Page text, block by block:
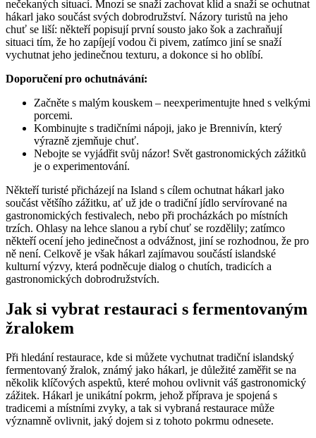
nečekaných situací. Mnozí se snaží zachovat klid a snaží se ochutnat
hákarl jako součást svých dobrodružství. Názory turistů na jeho
chuť se liší: někteří popisují první sousto jako šok a zachraňují
situaci tím, že ho zapíjejí vodou či pivem, zatímco jiní se snaží
vychutnat jeho jedinečnou texturu, a dokonce si ho oblíbí.
Doporučení pro ochutnávání:
Začněte s malým kouskem – neexperimentujte hned s velkými
porcemi.
Kombinujte s tradičními nápoji, jako je Brennivín, který
výrazně zjemňuje chuť.
Nebojte se vyjádřit svůj názor! Svět gastronomických zážitků
je o experimentování.
Někteří turisté přicházejí na Island s cílem ochutnat hákarl jako
součást většího zážitku, ať už jde o tradiční jídlo servírované na
gastronomických festivalech, nebo při procházkách po místních
trzích. Ohlasy na lehce slanou a rybí chuť se rozdělily; zatímco
někteří ocení jeho jedinečnost a odvážnost, jiní se rozhodnou, že pro
ně není. Celkově je však hákarl zajímavou součástí islandské
kulturní výzvy, která podněcuje dialog o chutích, tradicích a
gastronomických dobrodružstvích.
Jak si vybrat restauraci s fermentovaným
žralokem
Při hledání restaurace, kde si můžete vychutnat tradiční islandský
fermentovaný žralok, známý jako hákarl, je důležité zaměřit se na
několik klíčových aspektů, které mohou ovlivnit váš gastronomický
zážitek. Hákarl je unikátní pokrm, jehož příprava je spojená s
tradicemi a místními zvyky, a tak si vybraná restaurace může
významně ovlivnit, jaký dojem si z tohoto pokrmu odnesete.